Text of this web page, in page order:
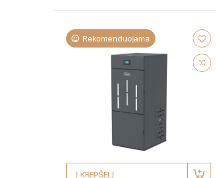
Rekomenduojama
Į KREPŠELĮ